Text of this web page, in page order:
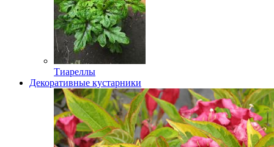
Тиареллы
Декоративные кустарники